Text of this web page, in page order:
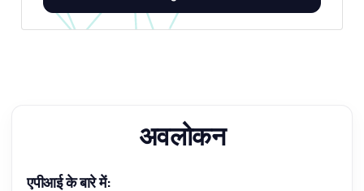
अवलोकन
एपीआई के बारे में:
कुछ भी पूछें
मैं कार्ड नंबर कैसे मान्य करूं?
मुझे कौन सा उत्तर मिलना चाहिए?